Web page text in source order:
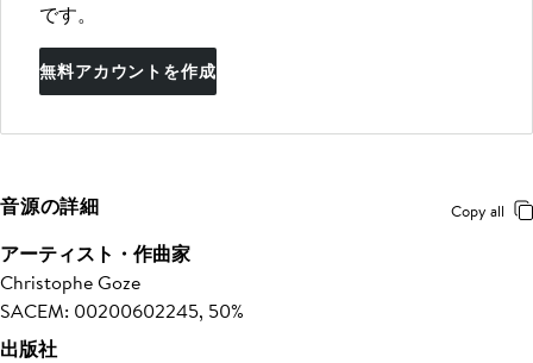
です。
無料アカウントを作成
音源の詳細 Copy all
アーティスト・作曲家
Christophe Goze
SACEM: 00200602245, 50%
出版社